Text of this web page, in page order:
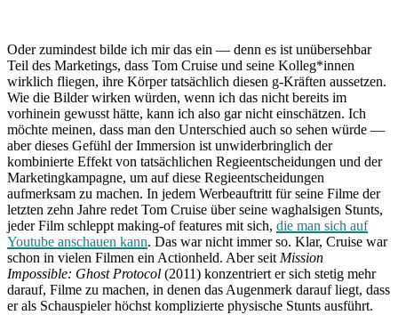
Oder zumindest bilde ich mir das ein — denn es ist unübersehbar
Teil des Marketings, dass Tom Cruise und seine Kolleg*innen
wirklich fliegen, ihre Körper tatsächlich diesen g-Kräften aussetzen.
Wie die Bilder wirken würden, wenn ich das nicht bereits im
vorhinein gewusst hätte, kann ich also gar nicht einschätzen. Ich
möchte meinen, dass man den Unterschied auch so sehen würde —
aber dieses Gefühl der Immersion ist unwiderbringlich der
kombinierte Effekt von tatsächlichen Regieentscheidungen und der
Marketingkampagne, um auf diese Regieentscheidungen
aufmerksam zu machen. In jedem Werbeauftritt für seine Filme der
letzten zehn Jahre redet Tom Cruise über seine waghalsigen Stunts,
jeder Film schleppt making-of features mit sich, die man sich auf
Youtube anschauen kann. Das war nicht immer so. Klar, Cruise war
schon in vielen Filmen ein Actionheld. Aber seit Mission
Impossible: Ghost Protocol (2011) konzentriert er sich stetig mehr
darauf, Filme zu machen, in denen das Augenmerk darauf liegt, dass
er als Schauspieler höchst komplizierte physische Stunts ausführt.